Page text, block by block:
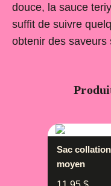
douce, la sauce
suffit de suivre
obtenir des saveurs
Sac
moyen